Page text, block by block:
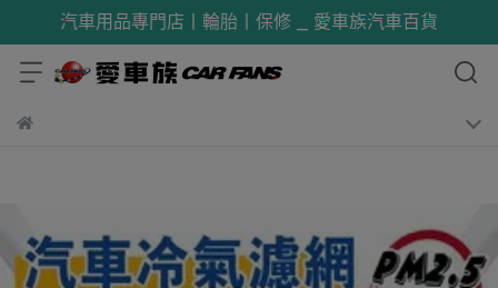
汽車用品專門店丨輪胎丨保修 _ 愛車族汽車百貨